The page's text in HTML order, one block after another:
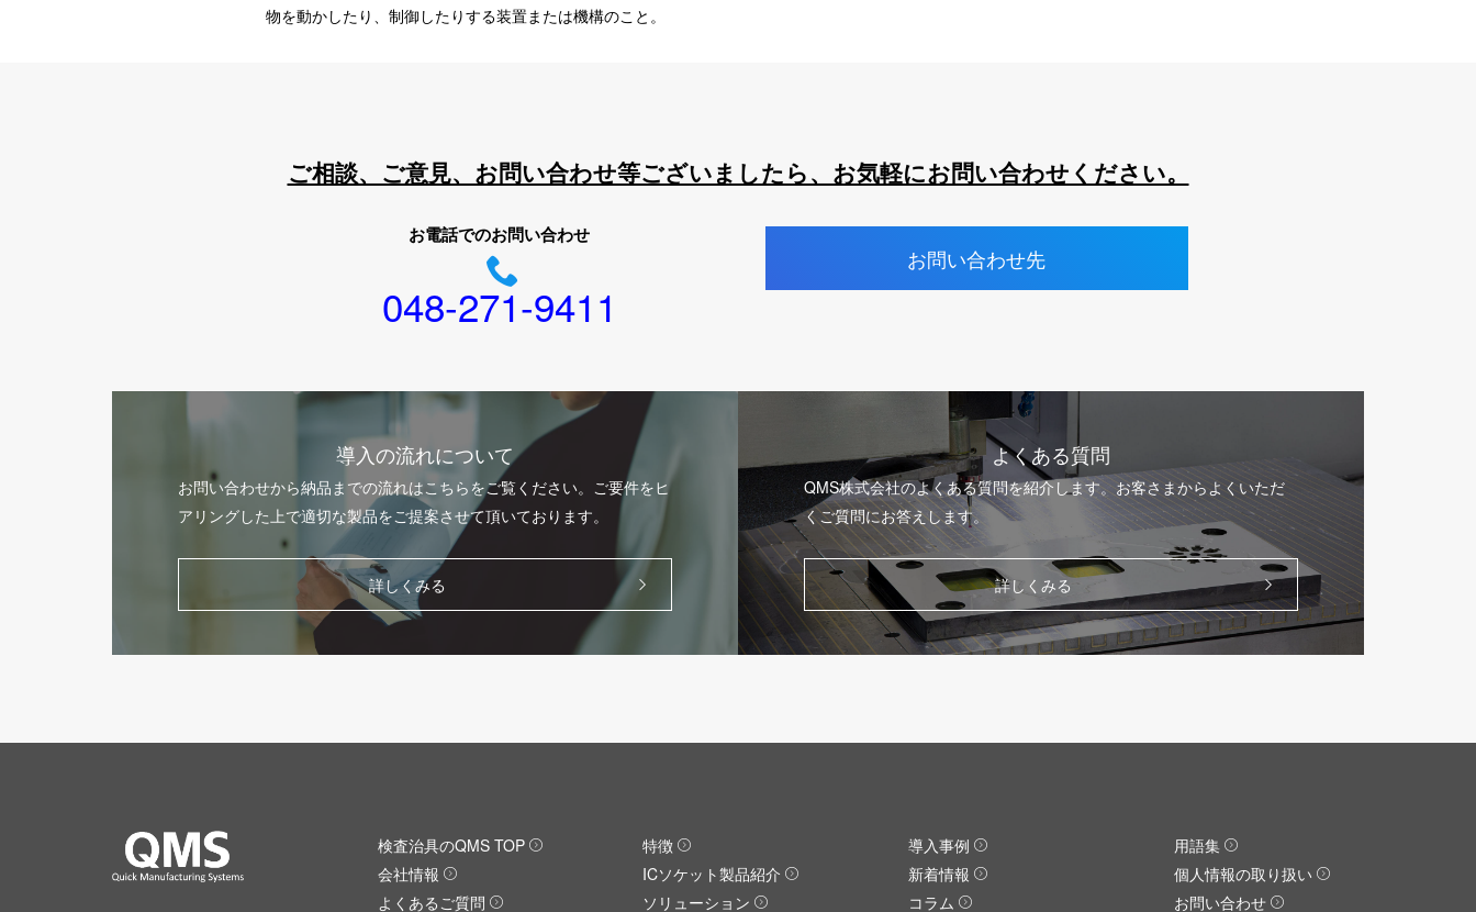
物を動かしたり、制御したりする装置または機構のこと。
ご相談、ご意見、お問い合わせ等ございましたら、お気軽にお問い合わせください。
お電話でのお問い合わせ
048-271-9411
お問い合わせ先
導入の流れについて
お問い合わせから納品までの流れはこちらをご覧ください。ご要件をヒ
アリングした上で適切な製品をご提案させて頂いております。
詳しくみる
よくある質問
QMS株式会社のよくある質問を紹介します。お客さまからよくいただ
くご質問にお答えします。
詳しくみる
検査治具のQMS TOP
会社情報
よくあるご質問
特徴
ICソケット製品紹介
ソリューション
導入事例
新着情報
コラム
用語集
個人情報の取り扱い
お問い合わせ